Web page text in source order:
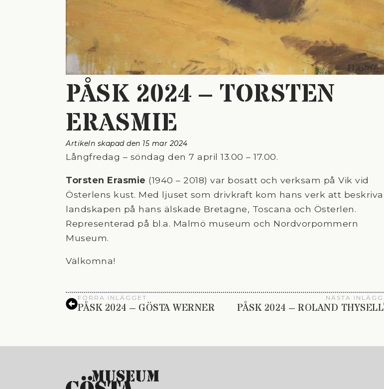
PÅSK 2024 – TORSTEN
ERASMIE
Artikeln skapad den 15 mar 2024
Långfredag – söndag den 7 april 13.00 – 17.00.
Torsten Erasmie (1940 – 2018) var bosatt och verksam på Vik vid
Österlens kust. Med ljuset som drivkraft kom hans verk att beskriva
landskapen på hans älskade Bretagne, Toscana och Österlen.
Representerad på bl.a. Malmö museum och Nordvorpommern
Museum.
Välkomna!
FÖRRA INLÄGGET
PÅSK 2024 – GÖSTA WERNER
NÄSTA INLÄGG
PÅSK 2024 – ROLAND THYSELL